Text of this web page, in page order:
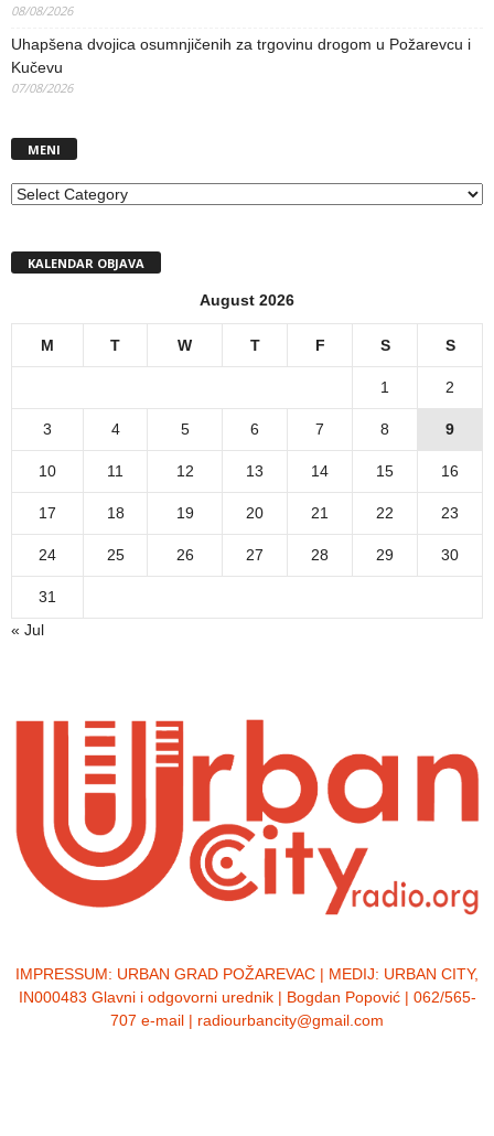
08/08/2026
Uhapšena dvojica osumnjičenih za trgovinu drogom u Požarevcu i
Kučevu
07/08/2026
MENI
MENI
KALENDAR OBJAVA
August 2026
M T W T F S S
1 2
3 4 5 6 7 8 9
10 11 12 13 14 15 16
17 18 19 20 21 22 23
24 25 26 27 28 29 30
31
« Jul
IMPRESSUM: URBAN GRAD POŽAREVAC | MEDIJ: URBAN CITY,
IN000483 Glavni i odgovorni urednik | Bogdan Popović | 062/565-
707 e-mail | radiourbancity@gmail.com